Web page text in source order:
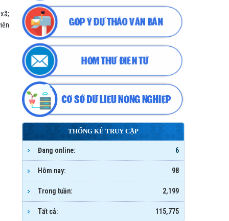
THỐNG KÊ TRUY CẬP
Đang online: 6
Hôm nay: 98
Trong tuần: 2,199
Tất cả: 115,775